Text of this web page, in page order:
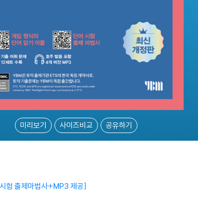
미리보기 사이즈비교 공유하기
험 출제마법사+MP3 제공